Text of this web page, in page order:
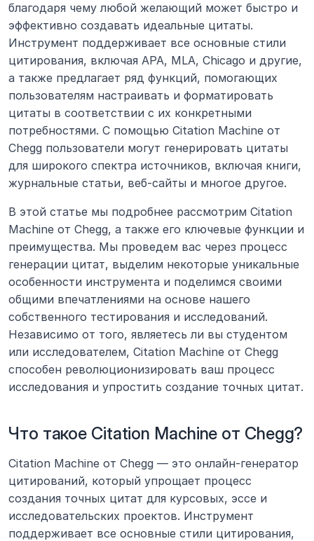
благодаря чему любой желающий может быстро и
эффективно создавать идеальные цитаты.
Инструмент поддерживает все основные стили
цитирования, включая APA, MLA, Chicago и другие,
а также предлагает ряд функций, помогающих
пользователям настраивать и форматировать
цитаты в соответствии с их конкретными
потребностями. С помощью Citation Machine от
Chegg пользователи могут генерировать цитаты
для широкого спектра источников, включая книги,
журнальные статьи, веб-сайты и многое другое.
В этой статье мы подробнее рассмотрим Citation
Machine от Chegg, а также его ключевые функции и
преимущества. Мы проведем вас через процесс
генерации цитат, выделим некоторые уникальные
особенности инструмента и поделимся своими
общими впечатлениями на основе нашего
собственного тестирования и исследований.
Независимо от того, являетесь ли вы студентом
или исследователем, Citation Machine от Chegg
способен революционизировать ваш процесс
исследования и упростить создание точных цитат.
Что такое Citation Machine от Chegg?
Citation Machine от Chegg — это онлайн-генератор
цитирований, который упрощает процесс
создания точных цитат для курсовых, эссе и
исследовательских проектов. Инструмент
поддерживает все основные стили цитирования,